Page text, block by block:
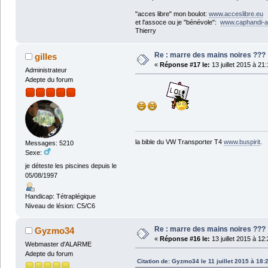
"acces libre" mon boulot: www.acceslibre.eu
et l'assoce ou je "bénévole": www.caphandi-
Thierry
gilles
Administrateur
Adepte du forum
Messages: 5210
Sexe:
je déteste les piscines depuis le
05/08/1997
Handicap: Tétraplégique
Niveau de lésion: C5/C6
Re : marre des mains noires ???
« Réponse #17 le: 13 juillet 2015 à
la bible du VW Transporter T4 www.buspirit.
Gyzmo34
Webmaster d'ALARME
Adepte du forum
Re : marre des mains noires ???
« Réponse #16 le: 13 juillet 2015 à
Citation de: Gyzmo34 le 11 juillet 2015 à